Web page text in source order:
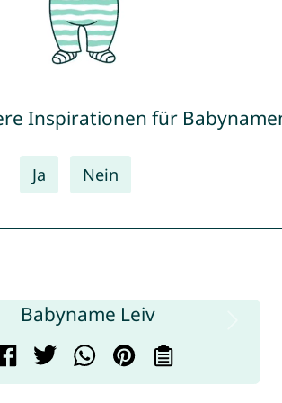
Inspirationen für
Ja Nein